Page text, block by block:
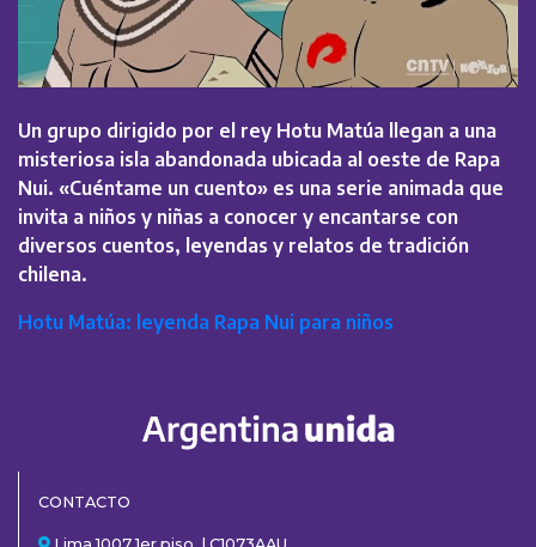
Un grupo dirigido por el rey Hotu Matúa llegan a una
misteriosa isla abandonada ubicada al oeste de Rapa
Nui. «Cuéntame un cuento» es una serie animada que
invita a niños y niñas a conocer y encantarse con
diversos cuentos, leyendas y relatos de tradición
chilena.
Hotu Matúa: leyenda Rapa Nui para niños
CONTACTO